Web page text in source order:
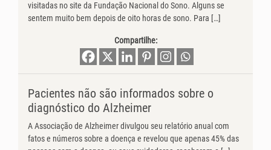
visitadas no site da Fundação Nacional do Sono. Alguns se
sentem muito bem depois de oito horas de sono. Para […]
Compartilhe:
Pacientes não são informados sobre o
diagnóstico do Alzheimer
A Associação de Alzheimer divulgou seu relatório anual com
fatos e números sobre a doença e revelou que apenas 45% das